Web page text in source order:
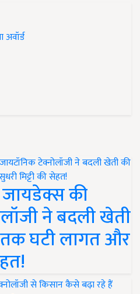
की
ने बदली खेती
तक घटी लागत और